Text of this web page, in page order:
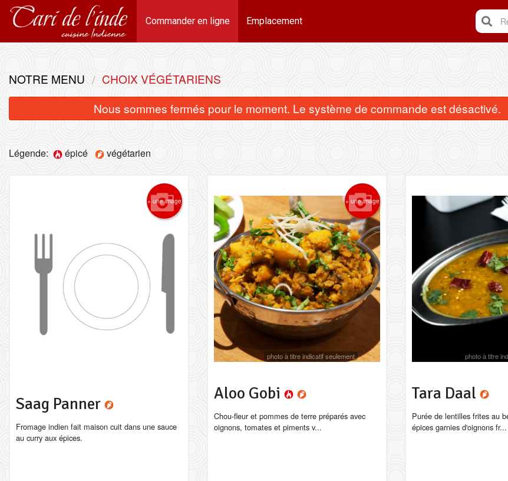
Commander en ligne Emplacement
Papadam
$3.95
Poulet
NOTRE MENU
CHOIX VÉGÉTARIENS
Nous sommes fermés pour le moment. Le système de commande est désactivé.
Légende: épicé végétarien
+ une image
Saag Panner
Fromage indien fait maison cuit dans une sauce
au curry aux épices.
+ une image
photo à titre indicatif seulement
Aloo Gobi
Chou-fleur et pommes de terre préparés avec
oignons, tomates et piments v...
photo à titre
Tara Daal
Purée de lentilles frites au
épices garnies d'oignons fr...